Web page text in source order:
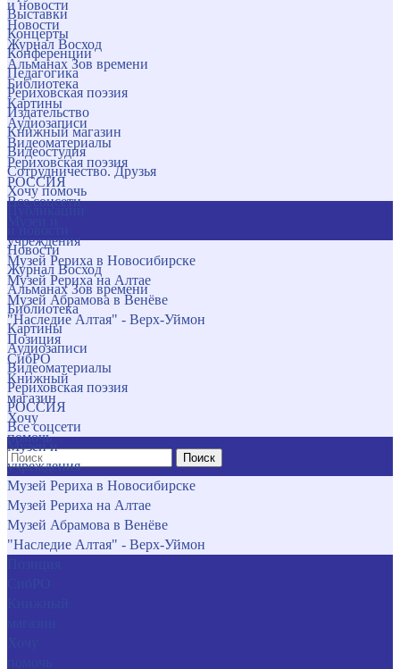
и новости
Новости
Журнал Восход
Альманах Зов времени
Библиотека
Картины
Аудиозаписи
Видеоматериалы
Рериховская поэзия
РОССИЯ
Все соцсети
учреждения
Музей Рериха в Новосибирске
Музей Рериха на Алтае
Музей Абрамова в Венёве
"Наследие Алтая" - Верх-Уймон
Позиция
СибРО
Книжный
магазин
Хочу
помочь
Поиск
Выставки
Концерты
Конференции
Педагогика
Рериховская поэзия
Издательство
Книжный магазин
Видеостудия
Сотрудничество. Друзья
Хочу помочь
Новости
Журнал Восход
Альманах Зов времени
Библиотека
Картины
Аудиозаписи
Видеоматериалы
Рериховская поэзия
РОССИЯ
Все соцсети
Музеи и
учреждения
Музей Рериха в Новосибирске
Музей Рериха на Алтае
Музей Абрамова в Венёве
"Наследие Алтая" - Верх-Уймон